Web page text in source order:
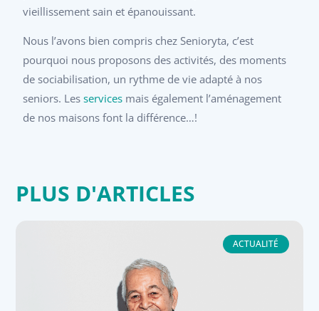
vieillissement sain et épanouissant.
Nous l’avons bien compris chez Senioryta, c’est
pourquoi nous proposons des activités, des moments
de sociabilisation, un rythme de vie adapté à nos
seniors. Lesservices mais également l’aménagement
de nos maisons font la différence…!
PLUS D'ARTICLES
ACTUALITÉ